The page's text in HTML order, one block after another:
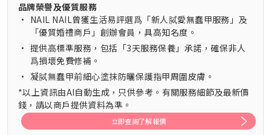
品牌榮譽及優質服務
• NAIL NAIL曾獲生活易評選爲「新人脦愛無蠢甲服務」及
「優質婚禮商戶」創辦會員，具高知名度。
• 提供高標準服務，包括「3天服務保養」承諾，確保非人
爲損壞免費修補。
• 凝脦無蠢甲前細心塗抹防曬保護指甲周圍皮膚。
*以上資訊由AI自動生成，只供參考。有關服務細節及最新價
錢，請以商戶提供資料為準。
立即查詢了解報價